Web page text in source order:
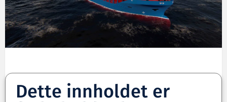
Dette innholdet er